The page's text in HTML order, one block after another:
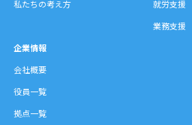
私たちの考え方
就労支援
業務支援
企業情報
会社概要
役員一覧
拠点一覧